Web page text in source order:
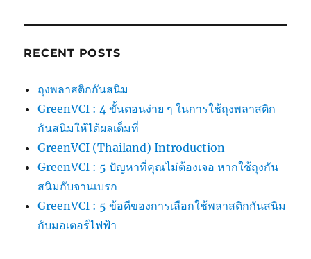
RECENT POSTS
ถุงพลาสติกกันสนิม
GreenVCI : 4 ขั้นตอนง่าย ๆ ในการใช้ถุงพลาสติก
กันสนิมให้ได้ผลเต็มที่
GreenVCI (Thailand) Introduction
GreenVCI : 5 ปัญหาที่คุณไม่ต้องเจอ หากใช้ถุงกัน
สนิมกับจานเบรก
GreenVCI : 5 ข้อดีของการเลือกใช้พลาสติกกันสนิม
กับมอเตอร์ไฟฟ้า